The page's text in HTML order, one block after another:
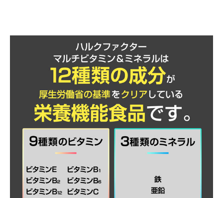
デキストリン、酵母（セレン含有）、V.E含有植物油、納
豆菌滅菌粉末、酵母（ビオチン含有）、酵母（クロム含
有）、黒胡椒抽出物、コエンザイムQ10、マカエキス
末、BG・21菌発酵物／セルロース、V.C、グルコン酸亜
鉛、ピロリン酸第二鉄、ステアリン酸Ca、微粒二酸化ケ
イ素、ナイアシン、グルコン酸銅、パントテン酸Ca、加
工デンプン、ヘスペリジン、イノシトール、V.A、V.B6、
V.B2、V.B1、葉酸、サイクロデキストリン、V.D、
お召し上がり方
１日3粒を目安に水やぬるま湯などと一緒にお召し上がり